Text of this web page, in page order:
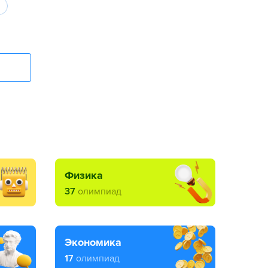
физика
37 олимпиад
экономика
17 олимпиад